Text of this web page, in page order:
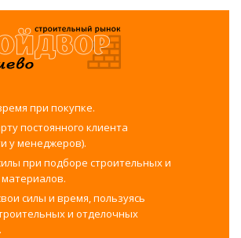
при покупке.
постоянного клиента
у менеджеров).
при подборе строительных и
силы и время, пользуясь
и отделочных